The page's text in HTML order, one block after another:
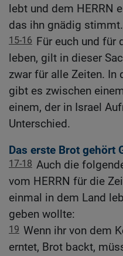
lebt und dem HERRN
das ihn gnädig stimmt.
15-16 Für euch und für
leben, gilt in dieser
zwar für alle Zeiten. In
gibt es zwischen
einem, der in Israel
Unterschied.
Das erste Brot gehört
17-18 Auch die
vom HERRN für die
einmal in dem Land
geben wollte:
19 Wenn ihr von dem
erntet, Brot backt,